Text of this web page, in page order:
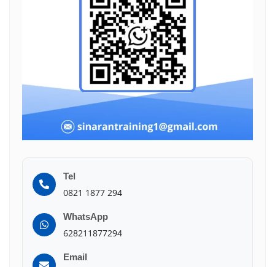
Tel
0821 1877 294
WhatsApp
628211877294
Email